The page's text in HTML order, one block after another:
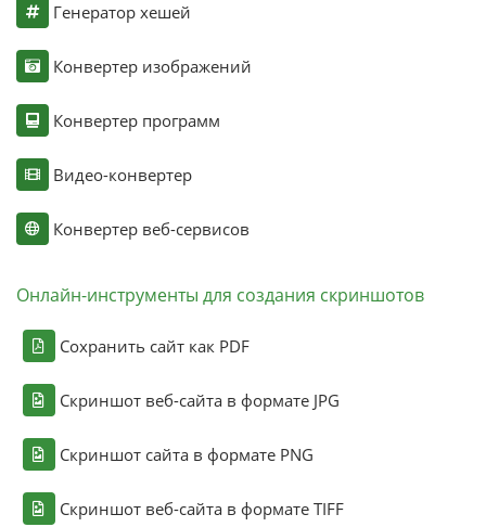
Генератор хешей
Конвертер изображений
Конвертер программ
Видео-конвертер
Конвертер веб-сервисов
Онлайн-инструменты для создания скриншотов
Сохранить сайт как PDF
Скриншот веб-сайта в формате JPG
Скриншот сайта в формате PNG
Скриншот веб-сайта в формате TIFF